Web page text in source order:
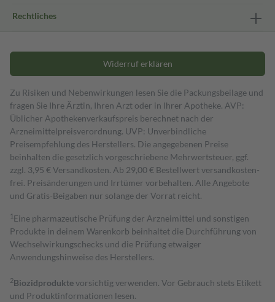
Rechtliches
Widerruf erklären
Zu Risiken und Nebenwirkungen lesen Sie die Packungsbeilage und
fragen Sie Ihre Ärztin, Ihren Arzt oder in Ihrer Apotheke. AVP:
Üblicher Apothekenverkaufspreis berechnet nach der
Arzneimittelpreisverordnung. UVP: Unverbindliche
Preisempfehlung des Herstellers. Die angegebenen Preise
beinhalten die gesetzlich vorgeschriebene Mehrwertsteuer, ggf.
zzgl. 3,95 € Versandkosten. Ab 29,00 € Bestell­wert versand­kosten­
frei. Preisänderungen und Irrtümer vorbehalten. Alle Angebote
und Gratis-Beigaben nur solange der Vorrat reicht.
1 Eine pharmazeutische Prüfung der Arzneimittel und sonstigen
Produkte in deinem Warenkorb beinhaltet die Durchführung von
Wechselwirkungschecks und die Prüfung etwaiger
Anwendungshinweise des Herstellers.
2Biozidproduktevorsichtig verwenden. Vor Gebrauch stets Etikett
und Produktinformationen lesen.